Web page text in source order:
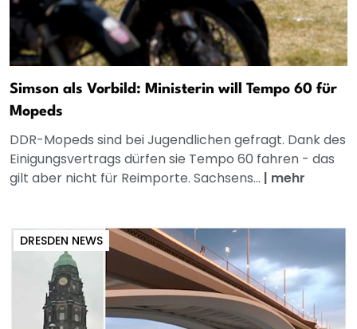
Simson als Vorbild: Ministerin will Tempo 60 für
Mopeds
DDR-Mopeds sind bei Jugendlichen gefragt. Dank des
Einigungsvertrags dürfen sie Tempo 60 fahren - das
gilt aber nicht für Reimporte. Sachsens... | mehr
DRESDEN NEWS